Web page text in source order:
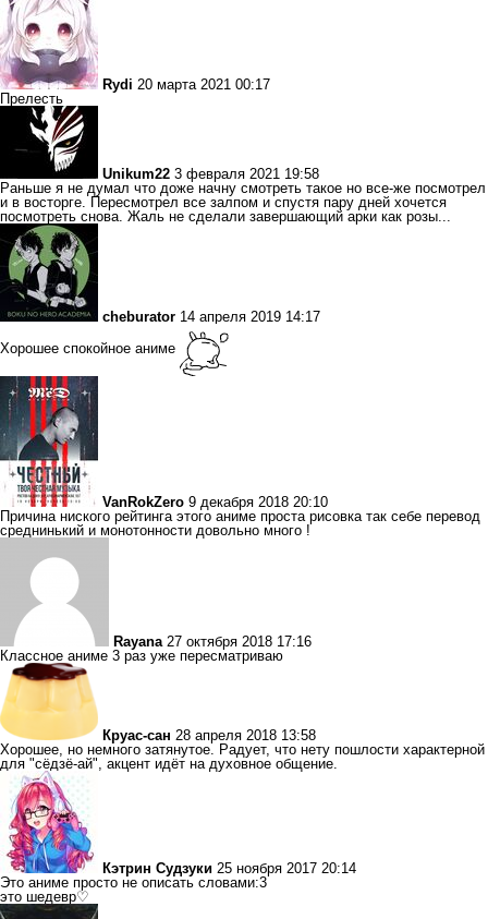
Rydi 20 марта 2021 00:17
Прелесть
Unikum22 3 февраля 2021 19:58
Раньше я не думал что доже начну смотреть такое но все-же посмотрел
и в восторге. Пересмотрел все залпом и спустя пару дней хочется
посмотреть снова. Жаль не сделали завершающий арки как розы...
cheburator 14 апреля 2019 14:17
Хорошее спокойное аниме
VanRokZero 9 декабря 2018 20:10
Причина ниского рейтинга этого аниме проста рисовка так себе перевод
среднинький и монотонности довольно много !
Rayana 27 октября 2018 17:16
Классное аниме 3 раз уже пересматриваю
Круас-сан 28 апреля 2018 13:58
Хорошее, но немного затянутое. Радует, что нету пошлости характерной
для "сёдзё-ай", акцент идёт на духовное общение.
Кэтрин Судзуки 25 ноября 2017 20:14
Это аниме просто не описать словами:3
это шедевр♡